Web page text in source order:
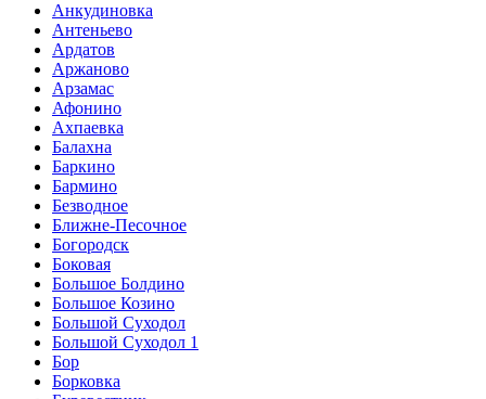
Анкудиновка
Антеньево
Ардатов
Аржаново
Арзамас
Афонино
Ахпаевка
Балахна
Баркино
Бармино
Безводное
Ближне-Песочное
Богородск
Боковая
Большое Болдино
Большое Козино
Большой Суходол
Большой Суходол 1
Бор
Борковка